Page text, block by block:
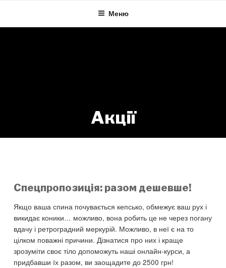
content
Меню
Акції
Спецпропозиція: разом дешевше!
Якщо ваша спина почувається кепсько, обмежує ваш рух і
викидає коники… можливо, вона робить це не через погану
вдачу і ретроградний меркурій. Можливо, в неї є на то
цілком поважні причини. Дізнатися про них і краще
зрозуміти своє тіло допоможуть наші онлайн-курси, а
придбавши їх разом, ви заощадите до 2500 грн!